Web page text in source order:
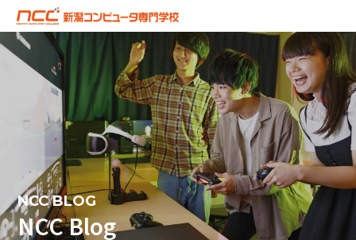
NCC BLOG
NCC Blog